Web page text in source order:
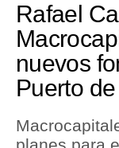
Perú
Política
Tu Dinero
Finanzas
Rafael
nuevos
Puerto